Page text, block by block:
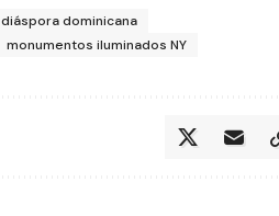
diáspora dominicana
monumentos iluminados NY